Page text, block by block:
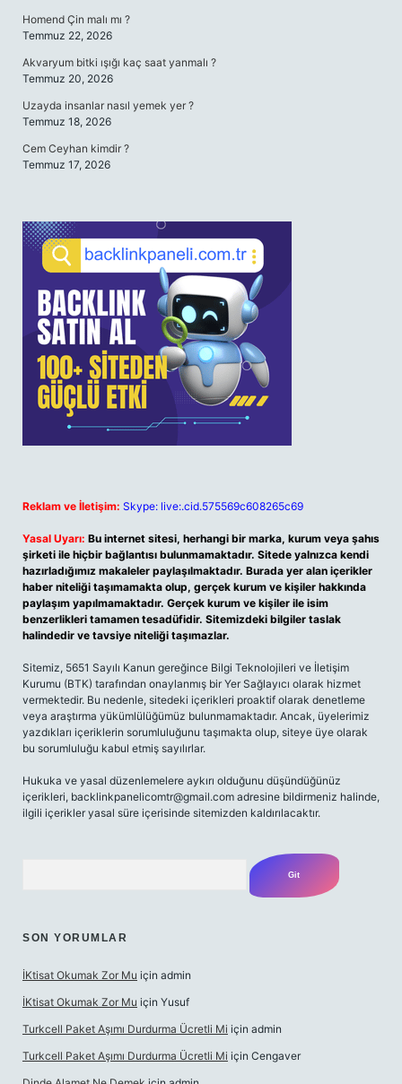
Homend Çin malı mı ?
Temmuz 22, 2026
Akvaryum bitki ışığı kaç saat yanmalı ?
Temmuz 20, 2026
Uzayda insanlar nasıl yemek yer ?
Temmuz 18, 2026
Cem Ceyhan kimdir ?
Temmuz 17, 2026
Reklam ve İletişim: Skype: live:.cid.575569c608265c69
Yasal Uyarı: Bu internet sitesi, herhangi bir marka, kurum veya şahıs
şirketi ile hiçbir bağlantısı bulunmamaktadır. Sitede yalnızca kendi
hazırladığımız makaleler paylaşılmaktadır. Burada yer alan içerikler
haber niteliği taşımamakta olup, gerçek kurum ve kişiler hakkında
paylaşım yapılmamaktadır. Gerçek kurum ve kişiler ile isim
benzerlikleri tamamen tesadüfidir. Sitemizdeki bilgiler taslak
halindedir ve tavsiye niteliği taşımazlar.
Sitemiz, 5651 Sayılı Kanun gereğince Bilgi Teknolojileri ve İletişim
Kurumu (BTK) tarafından onaylanmış bir Yer Sağlayıcı olarak hizmet
vermektedir. Bu nedenle, sitedeki içerikleri proaktif olarak denetleme
veya araştırma yükümlülüğümüz bulunmamaktadır. Ancak, üyelerimiz
yazdıkları içeriklerin sorumluluğunu taşımakta olup, siteye üye olarak
bu sorumluluğu kabul etmiş sayılırlar.
Hukuka ve yasal düzenlemelere aykırı olduğunu düşündüğünüz
içerikleri, backlinkpanelicomtr@gmail.com adresine bildirmeniz halinde,
ilgili içerikler yasal süre içerisinde sitemizden kaldırılacaktır.
SON YORUMLAR
İKtisat Okumak Zor Mu için admin
İKtisat Okumak Zor Mu için Yusuf
Turkcell Paket Aşımı Durdurma Ücretli Mi için admin
Turkcell Paket Aşımı Durdurma Ücretli Mi için Cengaver